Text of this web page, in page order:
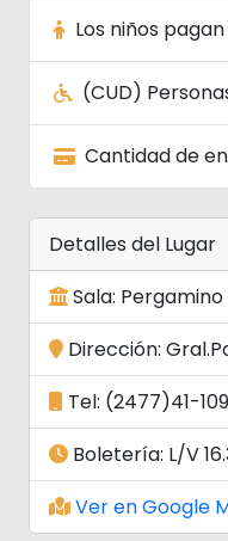
Los niños
(CUD)
Cantidad de
Detalles del Lugar
Sala:
Dirección:
Tel: (2477)41-
Boletería: L/V
Ver en Google